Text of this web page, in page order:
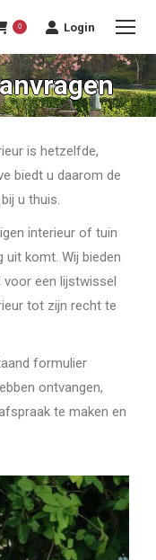
0 Login
is hetzelfde,
biedt u daarom de
u thuis.
interieur of tuin
uit komt. Wij bieden
voor een lijstwissel
tot zijn recht te
formulier
ontvangen,
te maken en